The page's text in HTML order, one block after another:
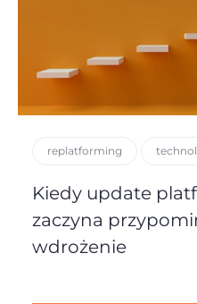
replatforming
Kiedy update
zaczyna
wdrożenie